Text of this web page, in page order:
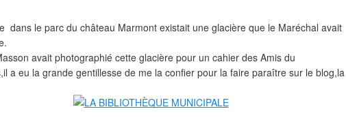
dans le parc du château Marmont existait une glacière que le Maréchal avait
avait photographié cette glacière pour un cahier des Amis du
a eu la grande gentillesse de me la confier pour la faire paraître sur le blog,la